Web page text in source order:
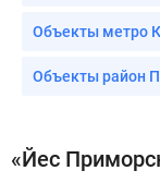
Объекты метро
Объекты район
«Йес